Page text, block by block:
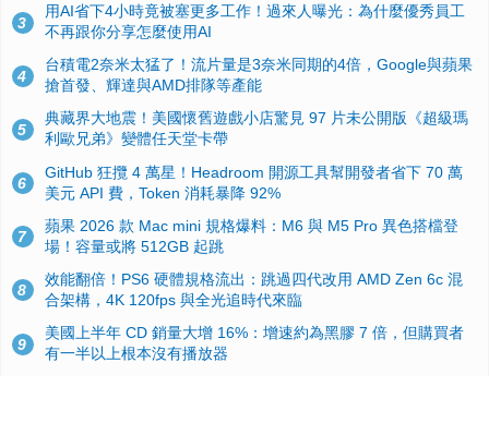
3
用AI省下4小時竟被塞更多工作！過來人曝光：為什麼優秀員工
不再跟你分享怎麼使用AI
4
台積電2奈米太猛了！流片量是3奈米同期的4倍，Google與蘋果
搶首發、輝達與AMD排隊等產能
5
典藏界大地震！美國懷舊遊戲小店驚見 97 片未公開版《超級瑪
利歐兄弟》變體任天堂卡帶
6
GitHub 狂攬 4 萬星！Headroom 開源工具幫開發者省下 70 萬
美元 API 費，Token 消耗暴降 92%
7
蘋果 2026 款 Mac mini 規格爆料：M6 與 M5 Pro 異色搭檔登
場！容量或將 512GB 起跳
8
效能翻倍！PS6 硬體規格流出：跳過四代改用 AMD Zen 6c 混
合架構，4K 120fps 與全光追時代來臨
9
美國上半年 CD 銷量大增 16%：增速約為黑膠 7 倍，但購買者
有一半以上根本沒有播放器